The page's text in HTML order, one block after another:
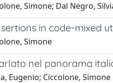
Simone; Dal Negro,
in code-mixed
Simone
nel panorama
Eugenio; Ciccolone, Simone